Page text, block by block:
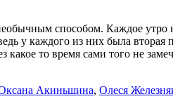
способом. Каждое утро
у каждого из них была
то время сами того не
Акиньшина, Олеся